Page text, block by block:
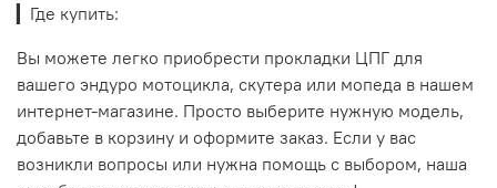
▎Где купить:
Вы можете легко приобрести прокладки ЦПГ для
вашего эндуро мотоцикла, скутера или мопеда в нашем
интернет-магазине. Просто выберите нужную модель,
добавьте в корзину и оформите заказ. Если у вас
возникли вопросы или нужна помощь с выбором, наша